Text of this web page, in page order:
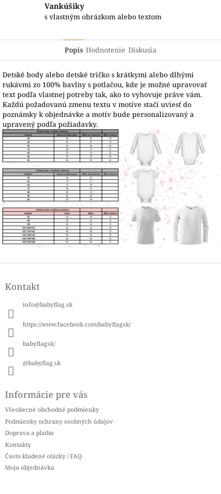
Vankúšiky
s vlastným obrázkom alebo textom
Popis Hodnotenie Diskusia
Detské body alebo detské tričko s krátkymi alebo dlhými
rukávmi zo 100% bavlny s potlačou, kde je možné upravovať
text podľa vlastnej potreby tak, ako to vyhovuje práve vám.
Každú požadovanú zmenu textu v motíve stačí uviesť do
poznámky k objednávke a motív bude personalizovaný a
upravený podľa požiadavky.
pKontakt
info@babyflag.sk
https://www.facebook.com/babyflagsk/
babyflagsk/
@babyflag.sk
Informácie pre vás
Všeobecné obchodné podmienky
Podmienky ochrany osobných údajov
Doprava a platba
Kontakty
Často kladené otázky / FAQ
Moja objednávka